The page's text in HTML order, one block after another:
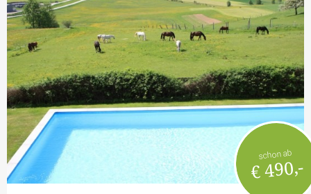
schon ab
€ 490,-